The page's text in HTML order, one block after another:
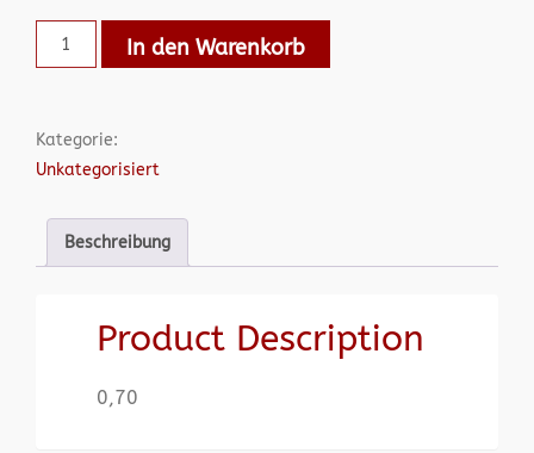
In den Warenkorb
Kategorie:
Unkategorisiert
Beschreibung
Product Description
0,70